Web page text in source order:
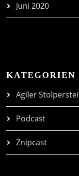
Juni 2020
KATEGORIEN
Agiler
Podcast
Znipcast